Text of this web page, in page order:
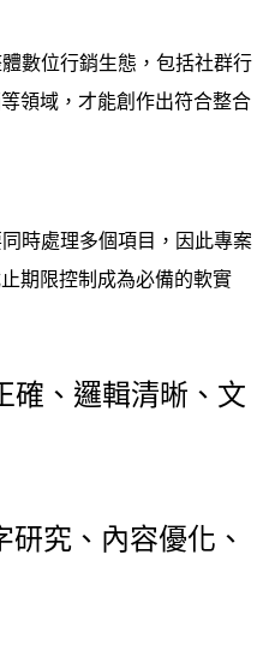
數位行銷生態，包括社群行
領域，才能創作出符合整合
時處理多個項目，因此專案
期限控制成為必備的軟實
確、邏輯清晰、文
研究、內容優化、